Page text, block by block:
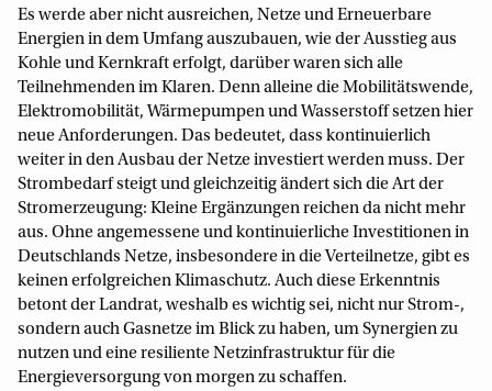
Es werde aber nicht ausreichen, Netze und Erneuerbare
Energien in dem Umfang auszubauen, wie der Ausstieg aus
Kohle und Kernkraft erfolgt, darüber waren sich alle
Teilnehmenden im Klaren. Denn alleine die Mobilitätswende,
Elektromobilität, Wärmepumpen und Wasserstoff setzen hier
neue Anforderungen. Das bedeutet, dass kontinuierlich
weiter in den Ausbau der Netze investiert werden muss. Der
Strombedarf steigt und gleichzeitig ändert sich die Art der
Stromerzeugung: Kleine Ergänzungen reichen da nicht mehr
aus. Ohne angemessene und kontinuierliche Investitionen in
Deutschlands Netze, insbesondere in die Verteilnetze, gibt es
keinen erfolgreichen Klimaschutz. Auch diese Erkenntnis
betont der Landrat, weshalb es wichtig sei, nicht nur Strom-,
sondern auch Gasnetze im Blick zu haben, um Synergien zu
nutzen und eine resiliente Netzinfrastruktur für die
Energieversorgung von morgen zu schaffen.